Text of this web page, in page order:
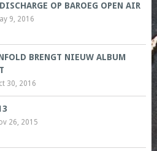
OP BAROEG OPEN AIR
9, 2016
BRENGT NIEUW ALBUM
30, 2016
26, 2015